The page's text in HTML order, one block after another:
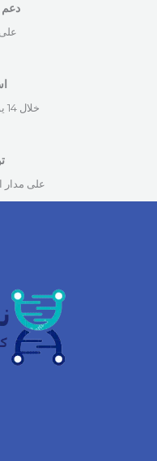
دعم
على
خلال 14 يوم من تاريخ الفاتورة
على مدار